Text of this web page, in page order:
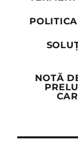
NOTĂ